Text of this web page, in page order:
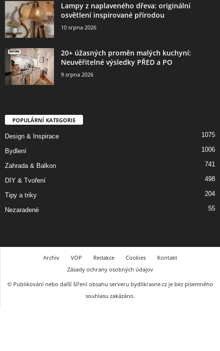
Lampy z naplaveného dřeva: originální
osvětlení inspirované přírodou
10 srpna 2026
20+ úžasných proměn malých kuchyní:
Neuvěřitelné výsledky PŘED a PO
9 srpna 2026
POPULÁRNÍ KATEGORIE
Design & Inspirace 1075
Bydlení 1006
Zahrada & Balkon 741
DIY & Tvoření 498
Tipy a triky 204
Nezaradené 55
Archiv VOP Redakce Cookies
Kontakt
Zásady ochrany osobných údajov
© Publikování nebo další šíření obsahu serveru bydlikrasne.cz je bez písemného
souhlasu zakázáno.